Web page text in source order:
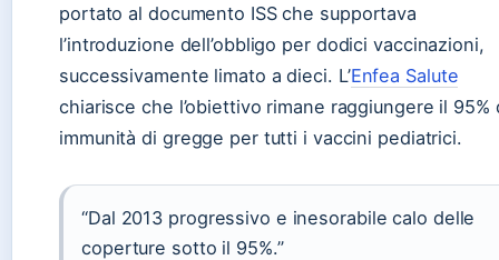
portato al documento ISS che supportava
l’introduzione dell’obbligo per dodici vaccinazioni,
successivamente limato a dieci. L’Enfea Salute
chiarisce che l’obiettivo rimane raggiungere il 95%
immunità di gregge per tutti i vaccini pediatrici.
“Dal 2013 progressivo e inesorabile calo delle
coperture sotto il 95%.”